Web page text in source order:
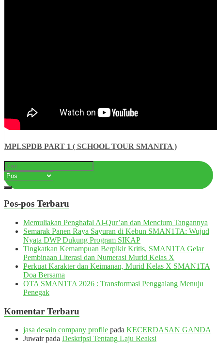
MPLSPDB PART 1 ( SCHOOL TOUR SMANITA )
Pos-pos Terbaru
Memuliakan Penghafal Al-Qur’an dan Mencium Tangannya
Semarak Panen Raya Sayuran di Kebun SMAN1TA: Wujud
Nyata DWP Dukung Program SIKAP
Tingkatkan Kemampuan Berpikir Kritis, SMAN1TA Gelar
Pembinaan Literasi dan Numerasi Murid Kelas X
Perkuat Karakter dan Keimanan, Murid Kelas X SMAN1TA
Doa Bersama
OTA SMAN1TA 2026 : Transformasi Penggalang Menuju
Penegak
Komentar Terbaru
jasa desain company profile pada KECERDASAN GANDA
Juwairpada Deskripsi Tentang Laju Reaksi